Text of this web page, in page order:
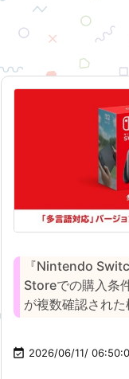
『Nintendo
Storeでの購入条
が複数確認された
 2026/06/11/